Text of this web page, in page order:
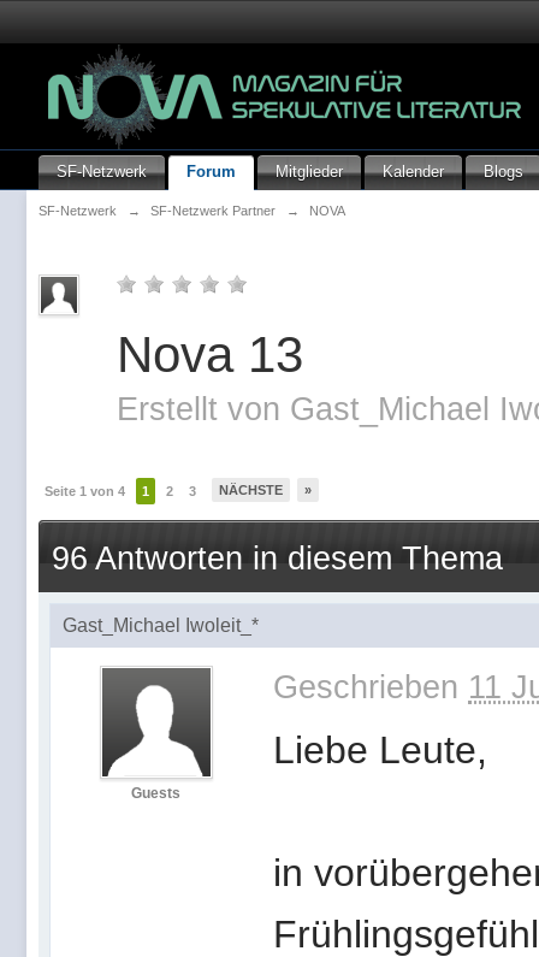
SF-Netzwerk Forum Mitglieder Kalender Blogs
SF-Netzwerk → SF-Netzwerk Partner → NOVA
Nova 13
Erstellt von Gast_Michael
Seite 1 von 4 1 2 3 NÄCHSTE »
96 Antworten in diesem Thema
Gast_Michael Iwoleit_*
Guests
Geschrieben 11
Liebe Leute,
in